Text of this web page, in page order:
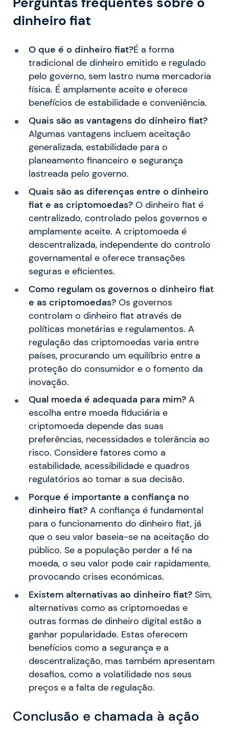
dinheiro fiat
O que é o dinheiro fiat?É a forma
tradicional de dinheiro emitido e regulado
pelo governo, sem lastro numa mercadoria
física. É amplamente aceite e oferece
benefícios de estabilidade e conveniência.
Quais são as vantagens do dinheiro fiat?
Algumas vantagens incluem aceitação
generalizada, estabilidade para o
planeamento financeiro e segurança
lastreada pelo governo.
Quais são as diferenças entre o dinheiro
fiat e as criptomoedas?O dinheiro fiat é
centralizado, controlado pelos governos e
amplamente aceite. A criptomoeda é
descentralizada, independente do controlo
governamental e oferece transações
seguras e eficientes.
Como regulam os governos o dinheiro fiat
e as criptomoedas?Os governos
controlam o dinheiro fiat através de
políticas monetárias e regulamentos. A
regulação das criptomoedas varia entre
países, procurando um equilíbrio entre a
proteção do consumidor e o fomento da
inovação.
Qual moeda é adequada para mim?A
escolha entre moeda fiduciária e
criptomoeda depende das suas
preferências, necessidades e tolerância ao
risco. Considere fatores como a
estabilidade, acessibilidade e quadros
regulatórios ao tomar a sua decisão.
Porque é importante a confiança no
dinheiro fiat?A confiança é fundamental
para o funcionamento do dinheiro fiat, já
que o seu valor baseia-se na aceitação do
público. Se a população perder a fé na
moeda, o seu valor pode cair rapidamente,
provocando crises económicas.
Existem alternativas ao dinheiro fiat?Sim,
alternativas como as criptomoedas e
outras formas de dinheiro digital estão a
ganhar popularidade. Estas oferecem
benefícios como a segurança e a
descentralização, mas também apresentam
desafios, como a volatilidade nos seus
preços e a falta de regulação.
Conclusão e chamada à ação